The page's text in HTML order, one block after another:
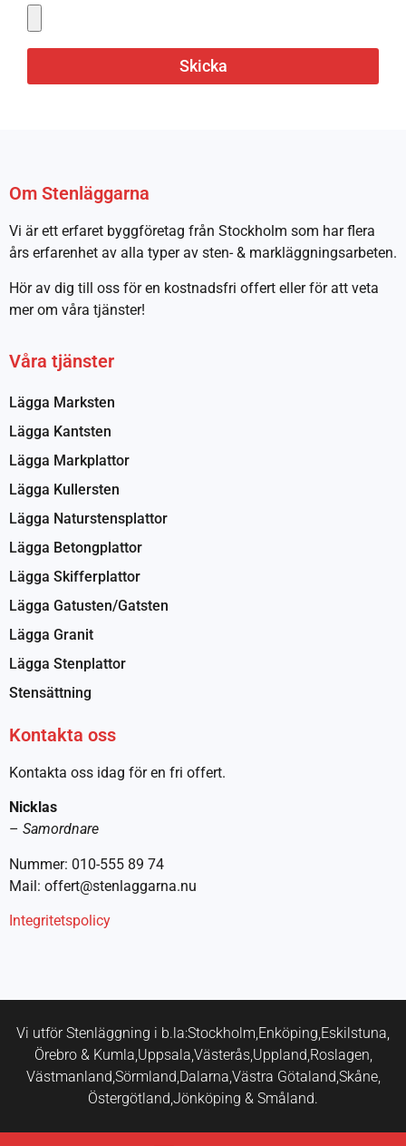
Skicka
Om Stenläggarna
Vi är ett erfaret byggföretag från Stockholm som har flera
års erfarenhet av alla typer av sten- & markläggningsarbeten.
Hör av dig till oss för en kostnadsfri offert eller för att veta
mer om våra tjänster!
Våra tjänster
Lägga Marksten
Lägga Kantsten
Lägga Markplattor
Lägga Kullersten
Lägga Naturstensplattor
Lägga Betongplattor
Lägga Skifferplattor
Lägga Gatusten/Gatsten
Lägga Granit
Lägga Stenplattor
Stensättning
Kontakta oss
Kontakta oss idag för en fri offert.
Nicklas
– Samordnare
Nummer: 010-555 89 74
Mail: offert@stenlaggarna.nu
Integritetspolicy
Vi utför Stenläggning i b.la:Stockholm, Enköping, Eskilstuna,
Örebro & Kumla, Uppsala, Västerås, Uppland, Roslagen,
Västmanland, Sörmland, Dalarna, Västra Götaland, Skåne,
Östergötland, Jönköping & Småland.